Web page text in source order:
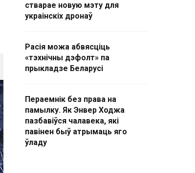
стварае новую мэту для
украінскіх дронаў
Расія можа абвясціць
«тэхнічны дэфолт» па
прыкладзе Беларусі
Пераемнік без права на
памылку. Як Энвер Ходжа
пазбавіўся чалавека, які
павінен быў атрымаць яго
ўладу